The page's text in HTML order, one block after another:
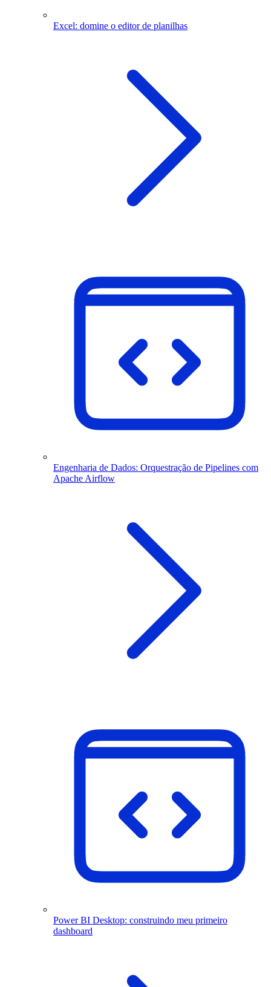
Excel: domine o editor de planilhas
Engenharia de Dados: Orquestração de Pipelines com
Apache Airflow
Power BI Desktop: construindo meu primeiro
dashboard